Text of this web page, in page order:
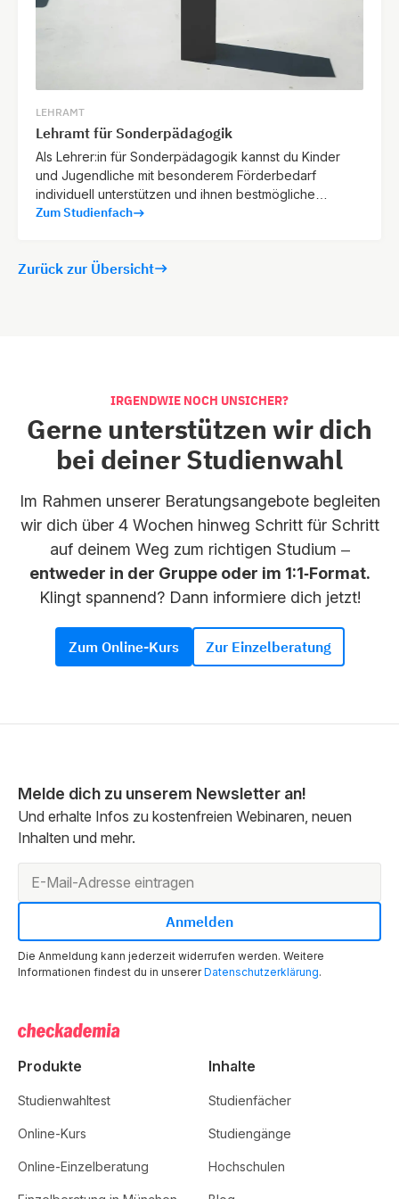
LEHRAMT
Lehramt für Sonderpädagogik
Als Lehrer:in für Sonderpädagogik kannst du Kinder
und Jugendliche mit besonderem Förderbedarf
individuell unterstützen und ihnen bestmögliche
Bildungschancen eröffnen.
Zum Studienfach
Zurück zur Übersicht
IRGENDWIE NOCH UNSICHER?
Gerne unterstützen wir dich
bei deiner Studienwahl
Im Rahmen unserer Beratungsangebote begleiten
wir dich über 4 Wochen hinweg Schritt für Schritt
auf deinem Weg zum richtigen Studium –
entweder in der Gruppe oder im 1:1‑Format.
Klingt spannend? Dann informiere dich jetzt!
Zum Online-Kurs Zur Einzelberatung
Melde dich zu unserem Newsletter an!
Und erhalte Infos zu kostenfreien Webinaren, neuen
Inhalten und mehr.
Die Anmeldung kann jederzeit widerrufen werden. Weitere
Informationen findest du in unsererDatenschutzerklärung.
Produkte
Studienwahltest
Online-Kurs
Online-Einzelberatung
Inhalte
Studienfächer
Studiengänge
Hochschulen